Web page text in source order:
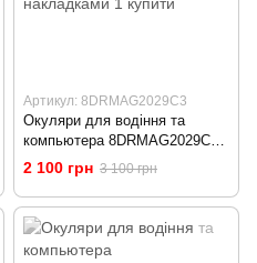
Артикул: 8DRMAG2029C3
Окуляри для водіння та
компьютера 8DRMAG2029C3
Magnetic-2 (Drive Digital Blue
Blocker), помаранчеві з 2-ма
поляризаційними накладками
2 100 грн 3 100 грн